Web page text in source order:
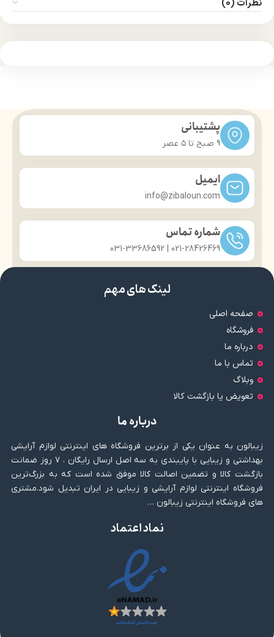
پشتیبانی
9 صبح تا ۵ عصر
ایمیل
info@zibaloun.com
شماره تماس
021-28426469 | 031-33686592
لینک های مهم
صفحه اصلی
فروشگاه
درباره ما
تماس با ما
وبلاگ
تعویض یا بازگشت کالا
درباره ما
زیبالون به عنوان یکی از برترین فروشگاه های اینترنتی لوازم آرایشی
بهداشتی و زیبایی با پایبندی به سه اصل ارسال رایگان ، ۷ روز ضمانت
بازگشت کالا و تضمین اصالت کالا موفق شده است که به بزرگ‌ترین
فروشگاه اینترنتی لوازم آرایشی و زیبایی در ایران تبدیل شود.مشتری
های فروشگاه اینترنتی زیبالون …
نماد اعتماد